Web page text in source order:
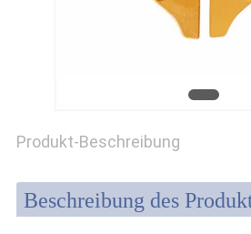
Produkt-Beschreibung
Beschreibung des